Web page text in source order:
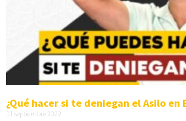
¿Qué hacer si te deniegan el Asilo en
11 septiembre 2022